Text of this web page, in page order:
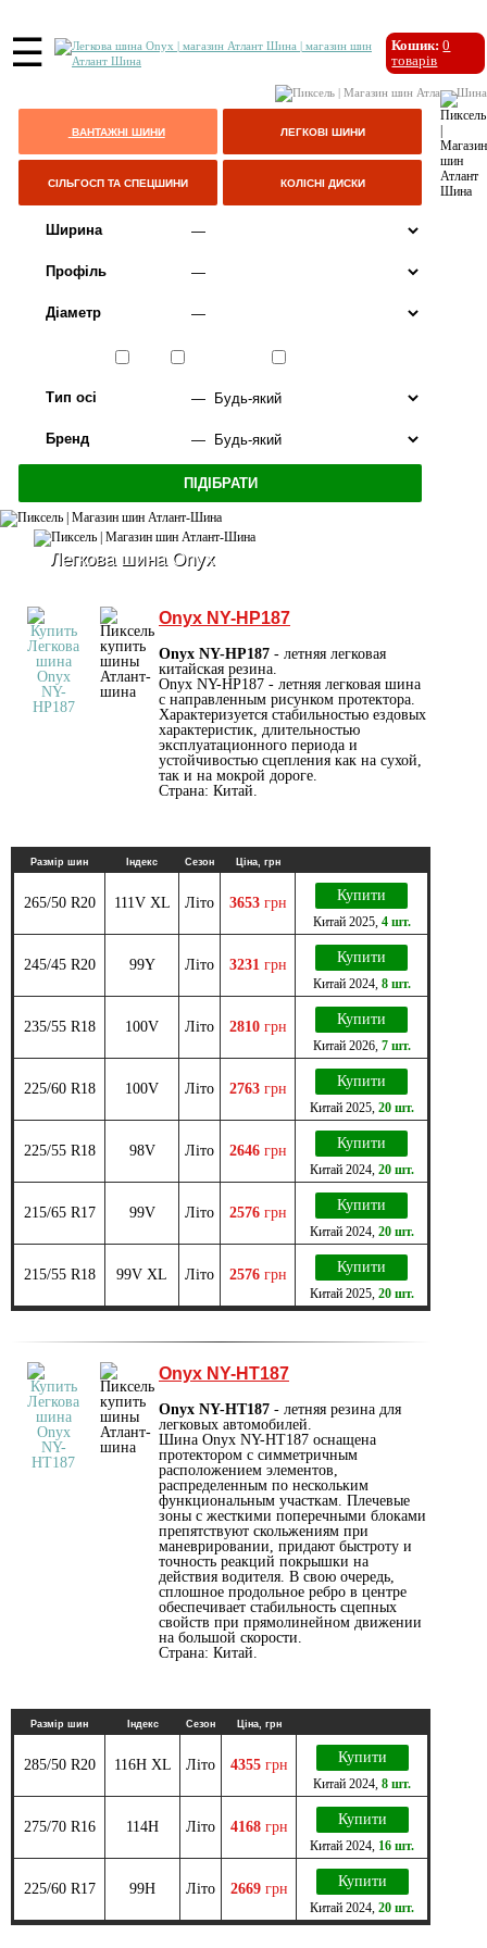
☰ Кошик: 0
товарів
ВАНТАЖНІ ШИНИ ЛЕГКОВІ ШИНИ
СІЛЬГОСП ТА СПЕЦШИНИ КОЛІСНІ ДИСКИ
Ширина
Профіль
Діаметр
Тип осі
Бренд
Легкова шина Onyx
Onyx NY-HP187
Onyx NY-HP187 - летняя легковая
китайская резина.
Onyx NY-HP187 - летняя легковая шина
с направленным рисунком протектора.
Характеризуется стабильностью ездовых
характеристик, длительностью
эксплуатационного периода и
устойчивостью сцепления как на сухой,
так и на мокрой дороге.
Страна: Китай.
Размір шин Індекс Сезон Ціна, грн
265/50 R20 111V XL Літо 3653 грн Купити
Китай2025, 4 шт.
245/45 R20 99Y Літо 3231 грн Купити
Китай2024, 8 шт.
235/55 R18 100V Літо 2810 грн Купити
Китай2026, 7 шт.
225/60 R18 100V Літо 2763 грн Купити
Китай2025, 20 шт.
225/55 R18 98V Літо 2646 грн Купити
Китай2024, 20 шт.
215/65 R17 99V Літо 2576 грн Купити
Китай2024, 20 шт.
215/55 R18 99V XL Літо 2576 грн Купити
Китай2025, 20 шт.
Onyx NY-HT187
Onyx NY-HT187 - летняя резина для
легковых автомобилей.
Шина Onyx NY-HT187 оснащена
протектором с симметричным
расположением элементов,
распределенным по нескольким
функциональным участкам. Плечевые
зоны с жесткими поперечными блоками
препятствуют скольжениям при
маневрировании, придают быстроту и
точность реакций покрышки на
действия водителя. В свою очередь,
сплошное продольное ребро в центре
обеспечивает стабильность сцепных
свойств при прямолинейном движении
на большой скорости.
Страна: Китай.
Размір шин Індекс Сезон Ціна, грн
285/50 R20 116H XL Літо 4355 грн Купити
Китай 2024 8 шт.
275/70 R16 114H Літо 4168 грн Купити
Китай 2024 16 шт.
225/60 R17 99H Літо 2669 грн Купити
Китай 2024 20 шт.